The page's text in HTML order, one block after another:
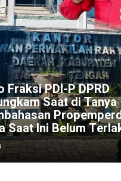
PDI-P DPRD
Saat di Tanya
Propemperda
Belum Terlaksana.